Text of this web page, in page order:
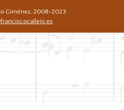
Giménez, 2008-2023